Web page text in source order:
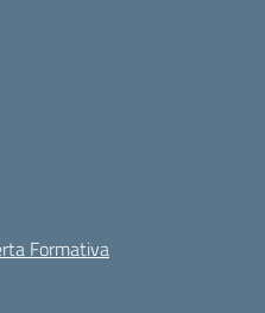
Formativa